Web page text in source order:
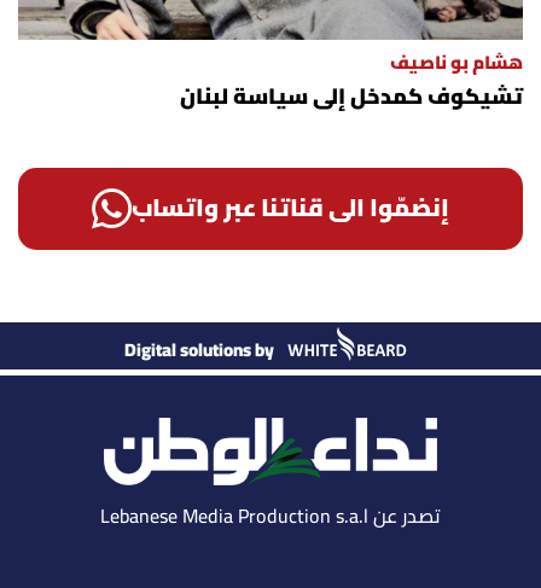
هشام بو ناصيف
تشيكوف كمدخل إلى سياسة لبنان
إنضمّوا الى قناتنا عبر واتساب
Digital solutions by
تصدر عن Lebanese Media Production s.a.l